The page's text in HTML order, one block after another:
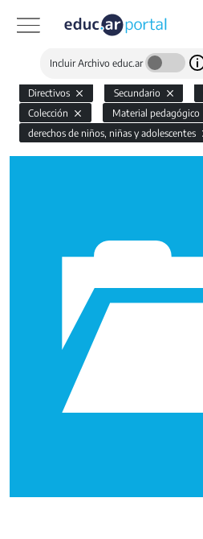
Incluir Archivo educ.ar
Directivos Secundario
Colección
Material pedagógico
derechos de niños, niñas y adolescentes